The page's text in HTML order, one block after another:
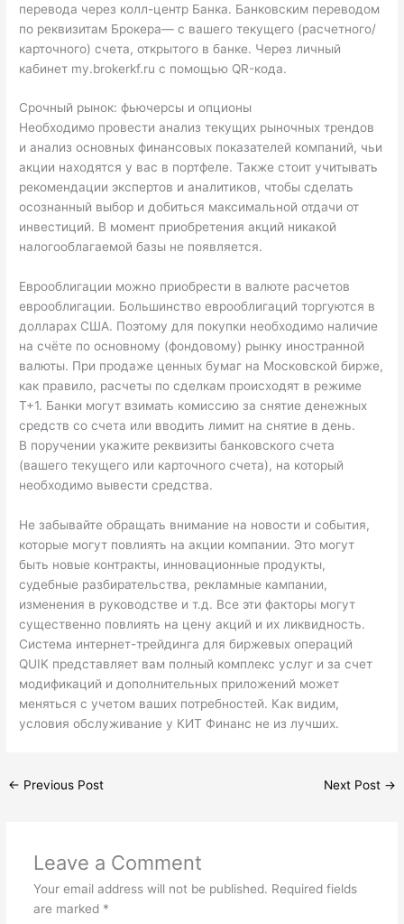
перевода через колл-центр Банка. Банковским переводом
по реквизитам Брокера— с вашего текущего (расчетного/
карточного) счета, открытого в банке. Через личный
кабинет my.brokerkf.ru с помощью QR-кода.
Срочный рынок: фьючерсы и опционы
Необходимо провести анализ текущих рыночных трендов
и анализ основных финансовых показателей компаний, чьи
акции находятся у вас в портфеле. Также стоит учитывать
рекомендации экспертов и аналитиков, чтобы сделать
осознанный выбор и добиться максимальной отдачи от
инвестиций. В момент приобретения акций никакой
налогооблагаемой базы не появляется.
Еврооблигации можно приобрести в валюте расчетов
еврооблигации. Большинство еврооблигаций торгуются в
долларах США. Поэтому для покупки необходимо наличие
на счёте по основному (фондовому) рынку иностранной
валюты. При продаже ценных бумаг на Московской бирже,
как правило, расчеты по сделкам происходят в режиме
Т+1. Банки могут взимать комиссию за снятие денежных
средств со счета или вводить лимит на снятие в день.
В поручении укажите реквизиты банковского счета
(вашего текущего или карточного счета), на который
необходимо вывести средства.
Не забывайте обращать внимание на новости и события,
которые могут повлиять на акции компании. Это могут
быть новые контракты, инновационные продукты,
судебные разбирательства, рекламные кампании,
изменения в руководстве и т.д. Все эти факторы могут
существенно повлиять на цену акций и их ликвидность.
Система интернет-трейдинга для биржевых операций
QUIK представляет вам полный комплекс услуг и за счет
модификаций и дополнительных приложений может
меняться с учетом ваших потребностей. Как видим,
условия обслуживание у КИТ Финанс не из лучших.
← Previous Post Next Post →
Leave a Comment
Your email address will not be published. Required fields
are marked *